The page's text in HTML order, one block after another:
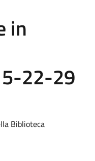
in
22-29
Biblioteca